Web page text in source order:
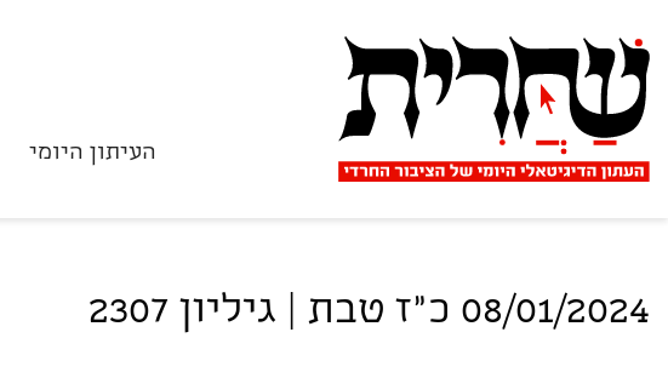
העיתון היומי
08/01/2024 כ"ז טבת | גיליון 2307